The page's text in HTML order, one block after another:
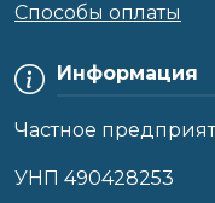
Информация
Частное
УНП 490428253
Способы оплаты